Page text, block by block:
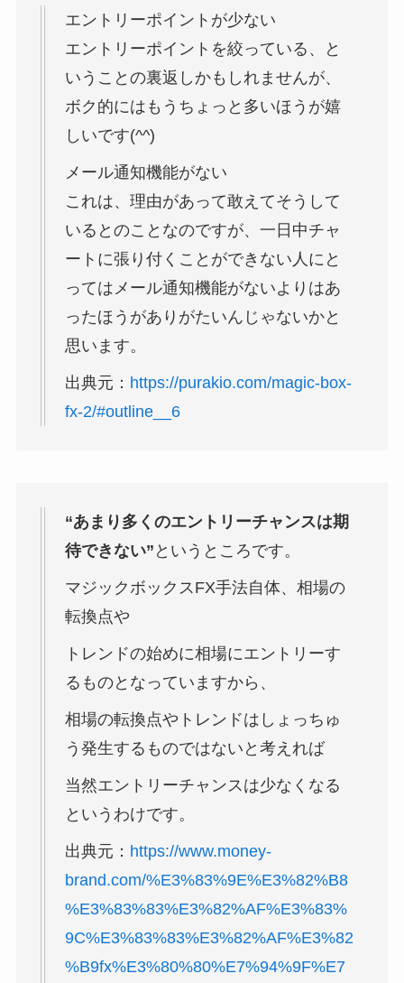
エントリーポイントが少ない
エントリーポイントを絞っている、と
いうことの裏返しかもしれませんが、
ボク的にはもうちょっと多いほうが嬉
しいです(^^)
メール通知機能がない
これは、理由があって敢えてそうして
いるとのことなのですが、一日中チャ
ートに張り付くことができない人にと
ってはメール通知機能がないよりはあ
ったほうがありがたいんじゃないかと
思います。
出典元： https://purakio.com/magic-box-
fx-2/#outline__6
“あまり多くのエントリーチャンスは期
待できない” というところです。
マジックボックスFX手法自体、相場の
転換点や
トレンドの始めに相場にエントリーす
るものとなっていますから、
相場の転換点やトレンドはしょっちゅ
う発生するものではないと考えれば
当然エントリーチャンスは少なくなる
というわけです。
出典元： https://www.money-
brand.com/%E3%83%9E%E3%82%B8
%E3%83%83%E3%82%AF%E3%83%
9C%E3%83%83%E3%82%AF%E3%82
%B9fx%E3%80%80%E7%94%9F%E7